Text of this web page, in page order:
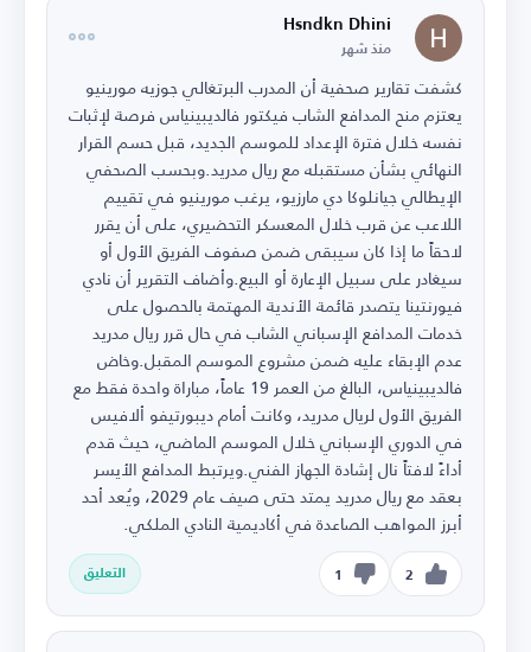
Hsndkn Dhini
منذ شهر
كشفت تقارير صحفية أن المدرب البرتغالي جوزيه مورينيو
يعتزم منح المدافع الشاب فيكتور فالديبينياس فرصة لإثبات
نفسه خلال فترة الإعداد للموسم الجديد، قبل حسم القرار
النهائي بشأن مستقبله مع ريال مدريد.وبحسب الصحفي
الإيطالي جيانلوكا دي مارزيو، يرغب مورينيو في تقييم
اللاعب عن قرب خلال المعسكر التحضيري، على أن يقرر
لاحقاً ما إذا كان سيبقى ضمن صفوف الفريق الأول أو
سيغادر على سبيل الإعارة أو البيع.وأضاف التقرير أن نادي
فيورنتينا يتصدر قائمة الأندية المهتمة بالحصول على
خدمات المدافع الإسباني الشاب في حال قرر ريال مدريد
عدم الإبقاء عليه ضمن مشروع الموسم المقبل.وخاض
فالديبينياس، البالغ من العمر 19 عاماً، مباراة واحدة فقط مع
الفريق الأول لريال مدريد، وكانت أمام ديبورتيفو ألافيس
في الدوري الإسباني خلال الموسم الماضي، حيث قدم
أداءً لافتاً نال إشادة الجهاز الفني.ويرتبط المدافع الأيسر
بعقد مع ريال مدريد يمتد حتى صيف عام 2029، ويُعد أحد
أبرز المواهب الصاعدة في أكاديمية النادي الملكي.
2
1 التعليق